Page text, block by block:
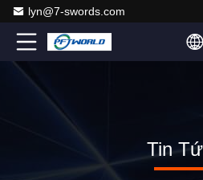
lyn@7-swords.com
Tin